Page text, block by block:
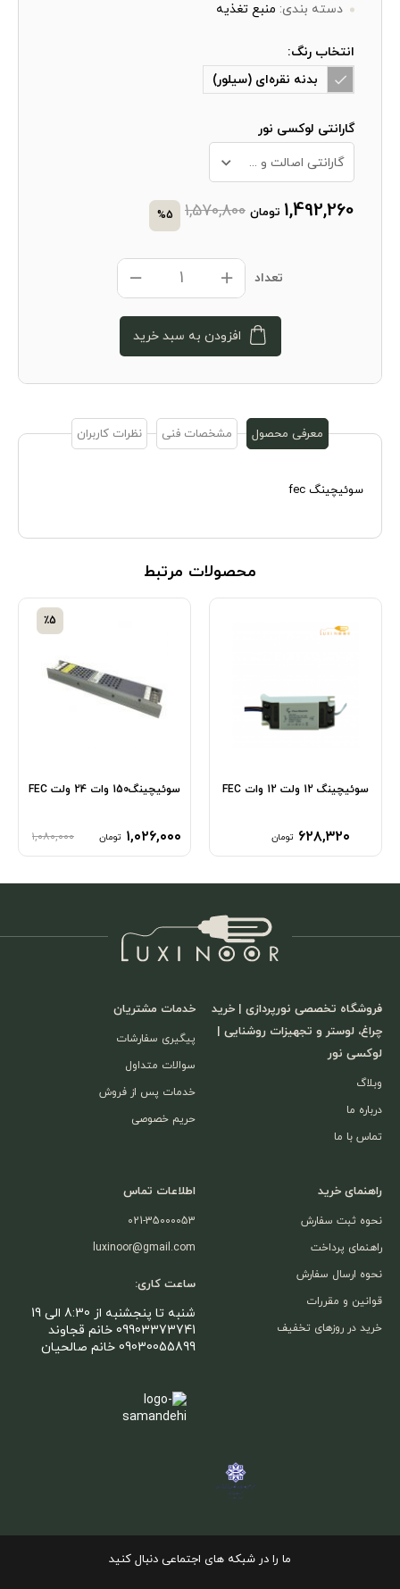
دسته بندی: منبع تغذیه
انتخاب رنگ:
بدنه نقره‌ای (سیلور)
گارانتی لوکسی نور
گارانتی اصالت و سلامت فیزیکی کالا + 10 سال خدمات پس از فروش
1,492,260 تومان 1,570,800
%5
تعداد
افزودن به سبد خرید
معرفی محصول مشخصات فنی نظرات کاربران
سوئیچینگ fec
محصولات مرتبط
سوئیچینگ 12 ولت 12 وات FEC
۶۲۸,۳۲۰ تومان
سوئیچینگ150 وات 24 ولت FEC
۱,۰۲۶,۰۰۰ تومان ۱,۰۸۰,۰۰۰
٪5
فروشگاه تخصصی نورپردازی | خرید
چراغ، لوستر و تجهیزات روشنایی |
لوکسی نور
وبلاگ
درباره ما
تماس با ما
خدمات مشتریان
پیگیری سفارشات
سوالات متداول
خدمات پس از فروش
حریم خصوصی
راهنمای خرید
نحوه ثبت سفارش
راهنمای پرداخت
نحوه ارسال سفارش
قوانین و مقررات
خرید در روزهای تخفیف
اطلاعات تماس
021-35000053
luxinoor@gmail.com
ساعت کاری:
شنبه تا پنجشنبه از 8:30 الی 19
09903373741 خانم قجاوند
09030055899 خانم صالحیان
ما را در شبکه های اجتماعی دنبال کنید